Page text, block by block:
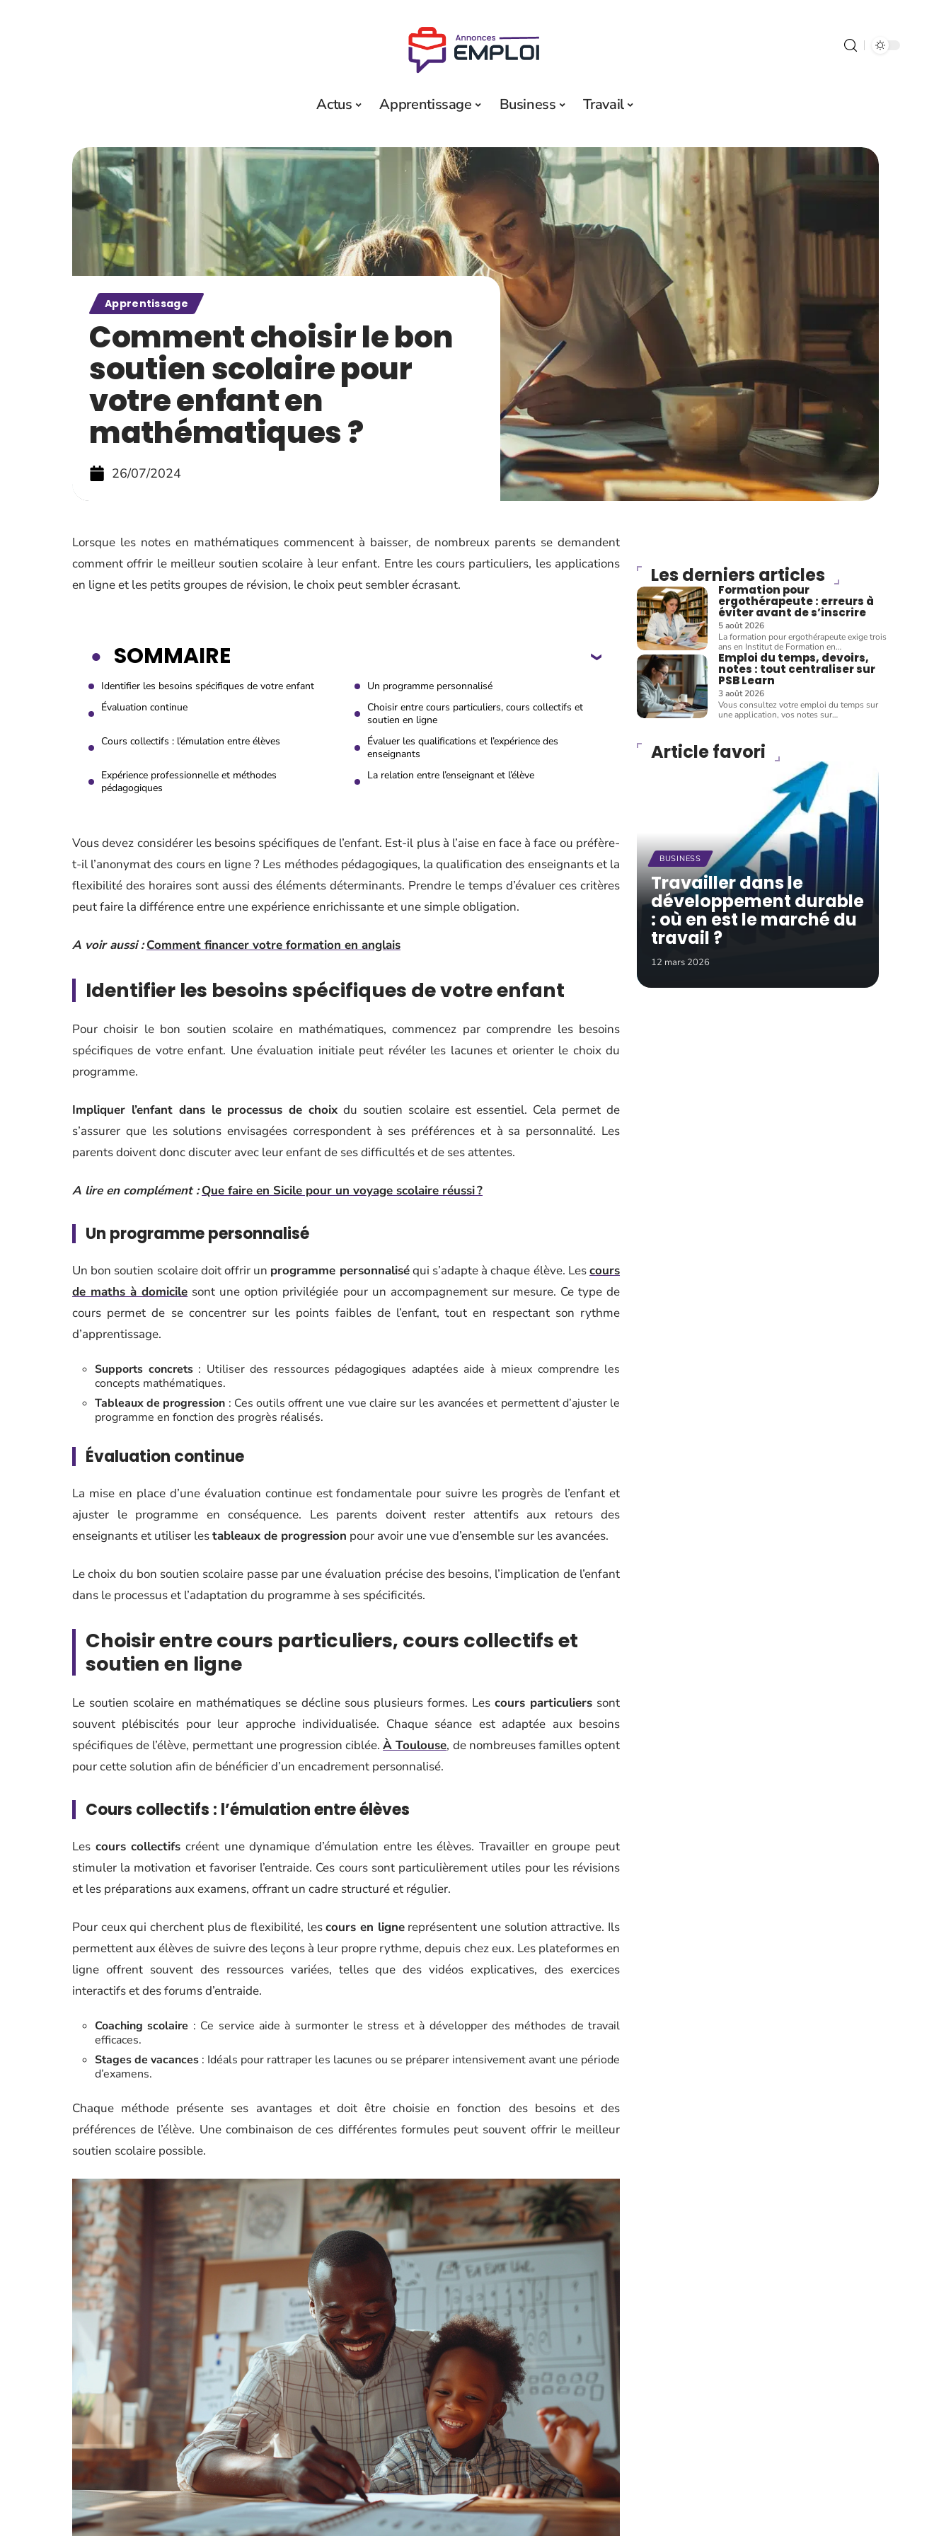
Actus Apprentissage Business Travail
Apprentissage
Comment choisir le bon
soutien scolaire pour
votre enfant en
mathématiques ?
26/07/2024
Lorsque les notes en mathématiques commencent à baisser, de nombreux parents se demandent
comment offrir le meilleur soutien scolaire à leur enfant. Entre les cours particuliers, les applications
en ligne et les petits groupes de révision, le choix peut sembler écrasant.
SOMMAIRE
Identifier les besoins spécifiques de votre enfant
Un programme personnalisé
Évaluation continue
Choisir entre cours particuliers, cours collectifs et
soutien en ligne
Cours collectifs : l’émulation entre élèves
Évaluer les qualifications et l’expérience des
enseignants
Expérience professionnelle et méthodes
pédagogiques
La relation entre l’enseignant et l’élève
Vous devez considérer les besoins spécifiques de l’enfant. Est-il plus à l’aise en face à face ou préfère-
t-il l’anonymat des cours en ligne ? Les méthodes pédagogiques, la qualification des enseignants et la
flexibilité des horaires sont aussi des éléments déterminants. Prendre le temps d’évaluer ces critères
peut faire la différence entre une expérience enrichissante et une simple obligation.
A voir aussi : Comment financer votre formation en anglais
Identifier les besoins spécifiques de votre enfant
Pour choisir le bon soutien scolaire en mathématiques, commencez par comprendre les besoins
spécifiques de votre enfant. Une évaluation initiale peut révéler les lacunes et orienter le choix du
programme.
Impliquer l’enfant dans le processus de choix du soutien scolaire est essentiel. Cela permet de
s’assurer que les solutions envisagées correspondent à ses préférences et à sa personnalité. Les
parents doivent donc discuter avec leur enfant de ses difficultés et de ses attentes.
A lire en complément : Que faire en Sicile pour un voyage scolaire réussi ?
Un programme personnalisé
Un bon soutien scolaire doit offrir un programme personnaliséqui s’adapte à chaque élève. Lescours
de maths à domicile sont une option privilégiée pour un accompagnement sur mesure. Ce type de
cours permet de se concentrer sur les points faibles de l’enfant, tout en respectant son rythme
d’apprentissage.
Supports concrets: Utiliser des ressources pédagogiques adaptées aide à mieux comprendre les
concepts mathématiques.
Tableaux de progression : Ces outils offrent une vue claire sur les avancées et permettent d’ajuster le
programme en fonction des progrès réalisés.
Évaluation continue
La mise en place d’une évaluation continue est fondamentale pour suivre les progrès de l’enfant et
ajuster le programme en conséquence. Les parents doivent rester attentifs aux retours des
enseignants et utiliser lestableaux de progression pour avoir une vue d’ensemble sur les avancées.
Le choix du bon soutien scolaire passe par une évaluation précise des besoins, l’implication de l’enfant
dans le processus et l’adaptation du programme à ses spécificités.
Choisir entre cours particuliers, cours collectifs et
soutien en ligne
Le soutien scolaire en mathématiques se décline sous plusieurs formes. Les cours particuliers sont
souvent plébiscités pour leur approche individualisée. Chaque séance est adaptée aux besoins
spécifiques de l’élève, permettant une progression ciblée.À Toulouse, de nombreuses familles optent
pour cette solution afin de bénéficier d’un encadrement personnalisé.
Cours collectifs : l’émulation entre élèves
Les cours collectifs créent une dynamique d’émulation entre les élèves. Travailler en groupe peut
stimuler la motivation et favoriser l’entraide. Ces cours sont particulièrement utiles pour les révisions
et les préparations aux examens, offrant un cadre structuré et régulier.
Pour ceux qui cherchent plus de flexibilité, lescours en lignereprésentent une solution attractive. Ils
permettent aux élèves de suivre des leçons à leur propre rythme, depuis chez eux. Les plateformes en
ligne offrent souvent des ressources variées, telles que des vidéos explicatives, des exercices
interactifs et des forums d’entraide.
Coaching scolaire : Ce service aide à surmonter le stress et à développer des méthodes de travail
efficaces.
Stages de vacances : Idéals pour rattraper les lacunes ou se préparer intensivement avant une période
d’examens.
Chaque méthode présente ses avantages et doit être choisie en fonction des besoins et des
préférences de l’élève. Une combinaison de ces différentes formules peut souvent offrir le meilleur
soutien scolaire possible.
Les derniers articles
Formation pour
ergothérapeute : erreurs à
éviter avant de s’inscrire
5 août 2026
La formation pour ergothérapeute exige trois
ans en Institut de Formation en…
Emploi du temps, devoirs,
notes : tout centraliser sur
PSB Learn
3 août 2026
Vous consultez votre emploi du temps sur
une application, vos notes sur…
Article favori
BUSINESS
Travailler dans le
développement durable
: où en est le marché du
travail ?
12 mars 2026